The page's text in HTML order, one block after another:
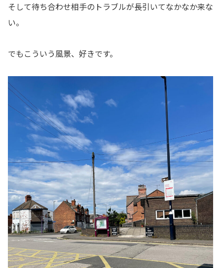
そして待ち合わせ相手のトラブルが長引いてなかなか来な
い。
でもこういう風景、好きです。